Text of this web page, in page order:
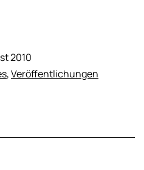
2010
,Veröffentlichungen